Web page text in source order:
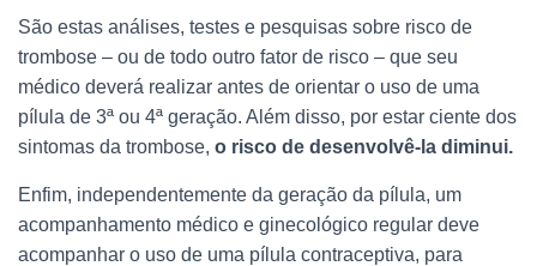
São estas análises, testes e pesquisas sobre risco de
trombose – ou de todo outro fator de risco – que seu
médico deverá realizar antes de orientar o uso de uma
pílula de 3ª ou 4ª geração. Além disso, por estar ciente dos
sintomas da trombose, o risco de desenvolvê-la diminui.
Enfim, independentemente da geração da pílula, um
acompanhamento médico e ginecológico regular deve
acompanhar o uso de uma pílula contraceptiva, para